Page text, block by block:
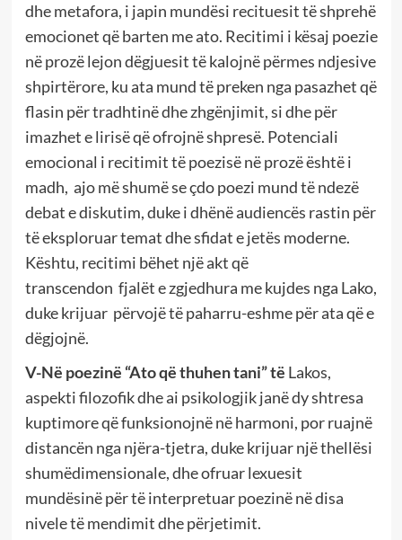
dhe metafora, i japin mundësi recituesit të shprehë
emocionet që barten me ato. Recitimi i kësaj poezie
në prozë lejon dëgjuesit të kalojnë përmes ndjesive
shpirtërore, ku ata mund të preken nga pasazhet që
flasin për tradhtinë dhe zhgënjimit, si dhe për
imazhet e lirisë që ofrojnë shpresë. Potenciali
emocional i recitimit të poezisë në prozë është i
madh, ajo më shumë se çdo poezi mund të ndezë
debat e diskutim, duke i dhënë audiencës rastin për
të eksploruar temat dhe sfidat e jetës moderne.
Kështu, recitimi bëhet një akt që
transcendon fjalët e zgjedhura me kujdes nga Lako,
duke krijuar përvojë të paharru-eshme për ata që e
dëgjojnë.
V-Në poezinë “Ato që thuhen tani” të Lakos,
aspekti filozofik dhe ai psikologjik janë dy shtresa
kuptimore që funksionojnë në harmoni, por ruajnë
distancën nga njëra-tjetra, duke krijuar një thellësi
shumëdimensionale, dhe ofruar lexuesit
mundësinë për të interpretuar poezinë në disa
nivele të mendimit dhe përjetimit.